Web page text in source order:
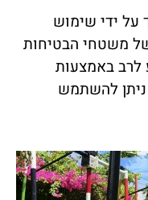
על ידי שימוש
משטחי הבטיחות
לרב באמצעות
להשתמש